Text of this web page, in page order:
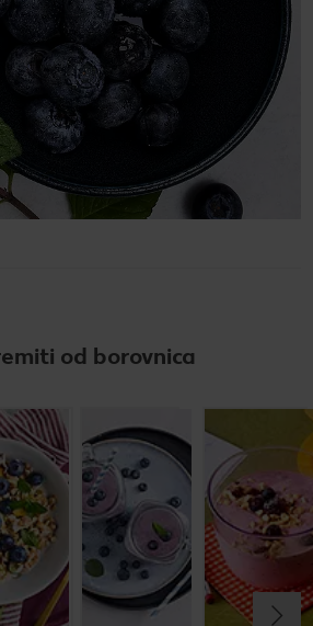
od borovnica
s
Zobene
pahuljice s
borovnicama
i metvicom
Do 15 minuta
Jednostavno
Plavo
mlijeko
Do 30 minuta
Jednostavno